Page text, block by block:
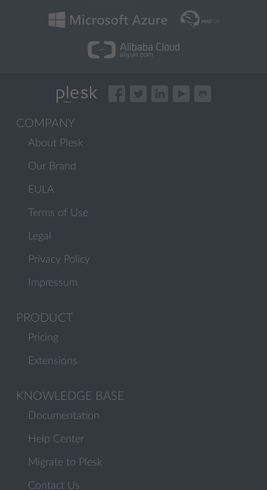
COMPANY
About Plesk
Our Brand
EULA
Terms of Use
Legal
Privacy Policy
Impressum
PRODUCT
Pricing
Extensions
KNOWLEDGE BASE
Documentation
Help Center
Migrate to Plesk
Contact Us